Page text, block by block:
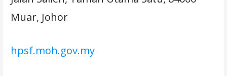
Muar, Johor
hpsf.moh.gov.my